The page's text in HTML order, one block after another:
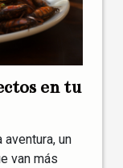
en tu
un
van más